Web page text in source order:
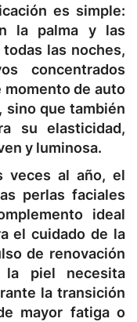
es simple:
la palma y las
las noches,
concentrados
momento de auto
sino que también
su elasticidad,
y luminosa.
veces al año, el
perlas faciales
ideal
el cuidado de la
de renovación
piel necesita
la transición
mayor fatiga o